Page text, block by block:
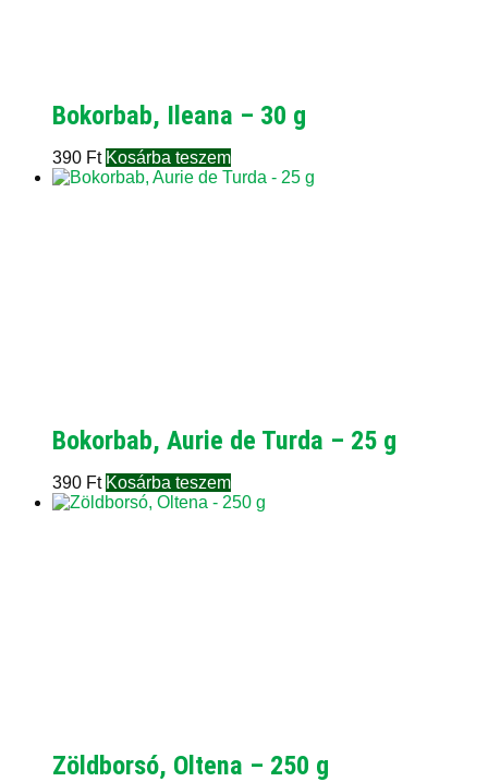
Bokorbab, Ileana – 30 g
390 Ft Kosárba teszem
Bokorbab, Aurie de Turda – 25 g
390 Ft Kosárba teszem
Zöldborsó, Oltena – 250 g